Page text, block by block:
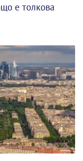
е толкова